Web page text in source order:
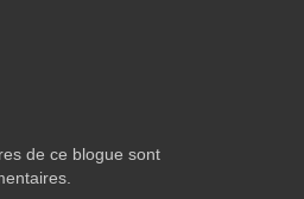
de ce blogue sont